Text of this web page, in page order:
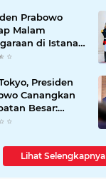
Prabowo
Malam
di Istana
Paris
Presiden
Canangkan
Besar:
Hijau, Hilirisasi,
Lihat Selengkapnya